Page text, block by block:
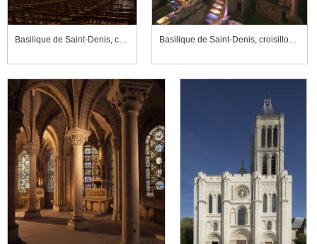
Basilique de Saint-Denis, ch?ur et croisillon nord Basilique de Saint-Denis, croisillon nord du transept